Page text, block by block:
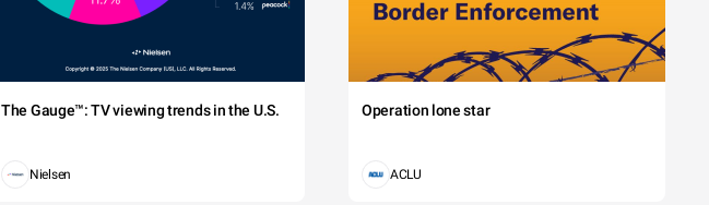
The Gauge™: TV viewing trends in the U.S.
Nielsen
Operation lone star
ACLU